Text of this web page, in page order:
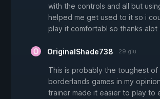
with the controls and all but
helped me get used to it so i
play it comfortabl so thanks alot
OriginalShade738 29 giu
This is probably the toughest of
borderlands games in my
trainer made it easier to play to